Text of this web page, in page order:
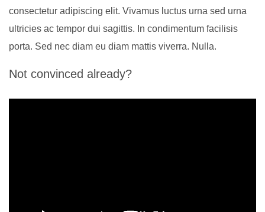
consectetur adipiscing elit. Vivamus luctus urna sed urna
ultricies ac tempor dui sagittis. In condimentum facilisis
porta. Sed nec diam eu diam mattis viverra. Nulla.
Not convinced already?